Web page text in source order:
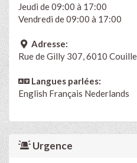
Jeudi de 09:00 à 17:00
Vendredi de 09:00 à 17:00
Adresse:
Rue de Gilly 307, 6010
Langues parlées:
English Français Nederlands
Urgence